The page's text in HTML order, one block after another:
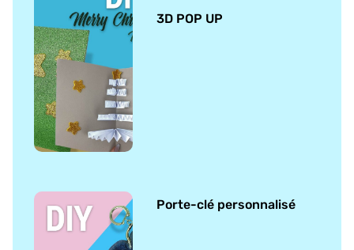
3D POP UP
Porte-clé personnalisé